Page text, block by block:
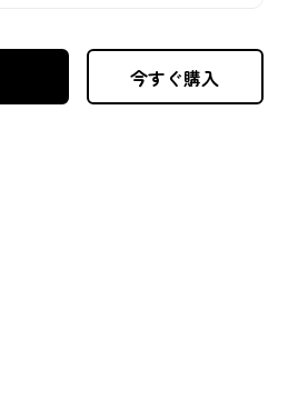
今すぐ購入